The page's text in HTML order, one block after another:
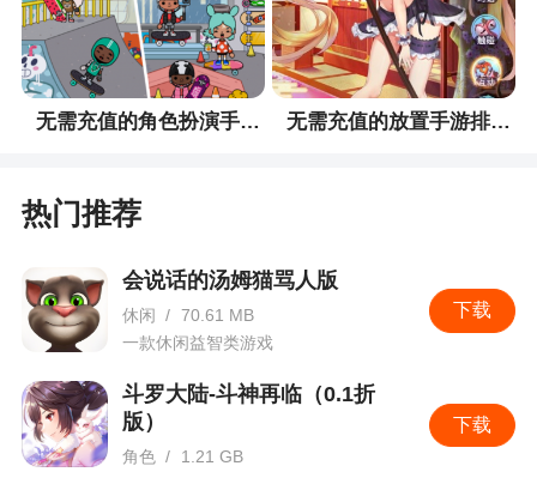
2、第二轮开始华佗注意回复刘备兵力，艾斯使
用嗜血魔斩进行兵力回复，于吉攻击黄忠。前排弓
箭手让张飞和关羽清理即可。
3、第三轮全力攻击黄忠，清理残兵即可轻松过
游戏特色
1、游戏采用回合制战斗系统，总体分为布阵和
战斗两个阶段
2、随着剧情的发展，也为满足玩家对艾莉斯坦
大陆的好奇，研发组会定期更新剧情（偶尔还会有
小惊喜哦(*^▽^*)↑）
无需充值的角色扮演手游排行榜 无需充值的放置手游排行榜
热门推荐
下载
会说话的汤姆猫骂人版
休闲 / 70.61 MB
一款休闲益智类游戏
下载
斗罗大陆-斗神再临（0.1折
版）
角色 /
1.21 GB